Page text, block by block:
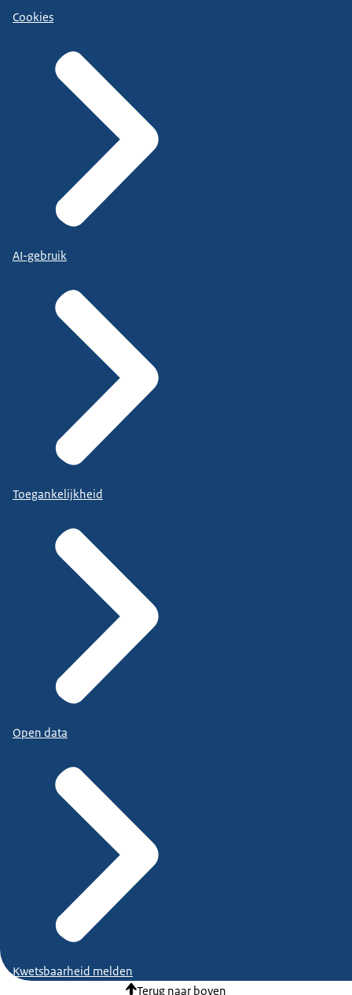
Cookies
AI-gebruik
Toegankelijkheid
Open data
Kwetsbaarheid melden
Terug naar boven